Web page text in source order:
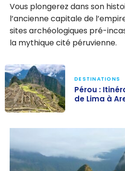
Vous plongerez dans son
l’ancienne capitale de
sites archéologiques pré-
la mythique cité péruvienne.
Itinéraire de 3
semaines de
Lima à Arequipa
DESTINATIONS
Pérou :
de Lima à